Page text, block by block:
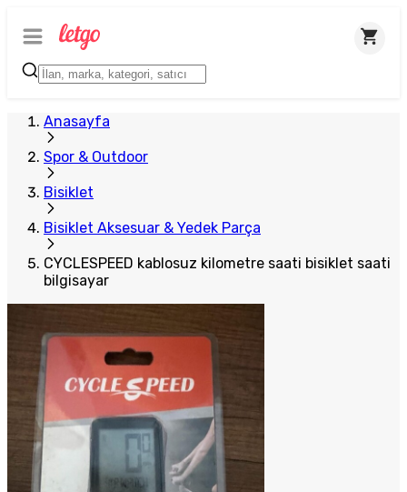
Anasayfa
Spor & Outdoor
Bisiklet
Bisiklet Aksesuar & Yedek Parça
CYCLESPEED kablosuz kilometre saati bisiklet saati
bilgisayar